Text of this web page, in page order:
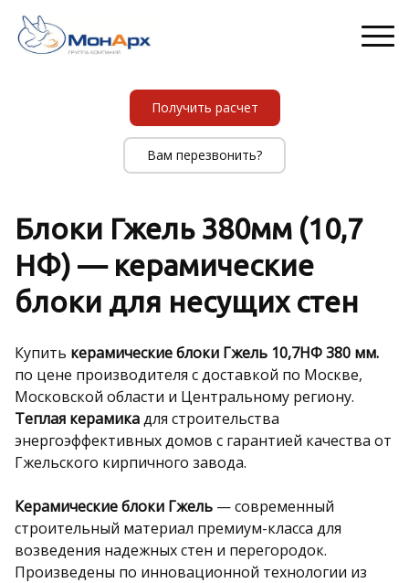
Получить расчет
Вам перезвонить?
Блоки Гжель 380мм (10,7
НФ) — керамические
блоки для несущих стен
Купить керамические блоки Гжель 10,7НФ 380 мм.
по цене производителя с доставкой по Москве,
Московской области и Центральному региону.
Теплая керамикадля строительства
энергоэффективных домов с гарантией качества от
Гжельского кирпичного завода.
Керамические блоки Гжель — современный
строительный материал премиум-класса для
возведения надежных стен и перегородок.
Произведены по инновационной технологии из